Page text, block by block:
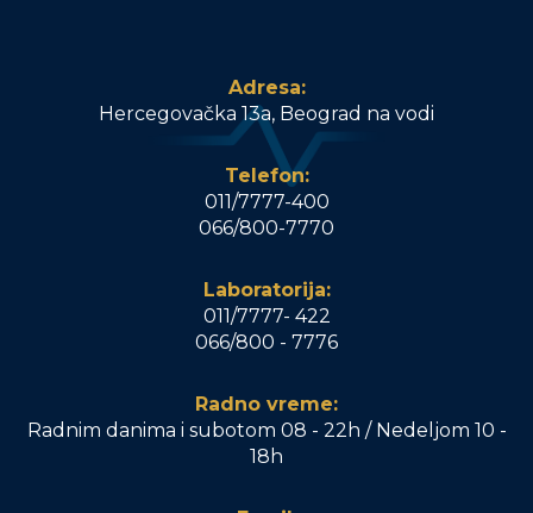
Adresa:
Hercegovačka 13a, Beograd na vodi
Telefon:
011/7777-400
066/800-7770
Laboratorija:
011/7777- 422
066/800 - 7776
Radno vreme:
Radnim danima i subotom 08 - 22h / Nedeljom 10 -
18h